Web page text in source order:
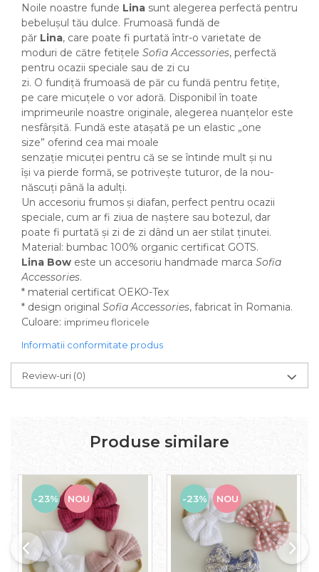
Noile noastre funde Lina sunt alegerea perfectă pentru
bebelușul tău dulce. Frumoasă fundă de
păr Lina, care poate fi purtată într-o varietate de
moduri de către fetițele Sofia Accessories, perfectă
pentru ocazii speciale sau de zi cu
zi. O fundiță frumoasă de păr cu fundă pentru fetițe,
pe care micuțele o vor adoră. Disponibil în toate
imprimeurile noastre originale, alegerea nuanțelor este
nesfârșită. Fundă este atașată pe un elastic „one
size” oferind cea mai moale
senzație micuței pentru că se se întinde mult și nu
își va pierde formă, se potrivește tuturor, de la nou-
născuți până la adulți.
Un accesoriu frumos și diafan, perfect pentru ocazii
speciale, cum ar fi ziua de naștere sau botezul, dar
poate fi purtată și zi de zi dând un aer stilat ținutei.
Material: bumbac 100% organic certificat GOTS.
Lina Bow este un accesoriu handmade marca Sofia
Accessories.
* material certificat OEKO-Tex
* design original Sofia Accessories, fabricat în Romania.
Culoare: imprimeu floricele
Informatii conformitate produs
Review-uri (0)
Produse similare
-23% NOU -23% NOU